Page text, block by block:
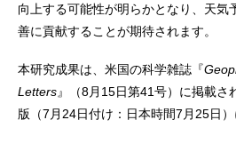
向上する可能性が明らかとなり、天気
善に貢献することが期待されます。
本研究成果は、米国の科学雑誌『
Letters』（8月15日第41号）に掲載さ
版（7月24日付け：日本時間7月25日）